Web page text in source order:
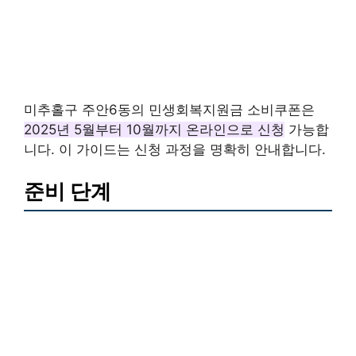
미추홀구 주안6동의 민생회복지원금 소비쿠폰은
2025년 5월부터 10월까지 온라인으로 신청 가능합
니다. 이 가이드는 신청 과정을 명확히 안내합니다.
준비 단계